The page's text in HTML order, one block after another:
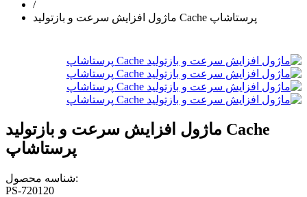
/
ماژول افزایش سرعت و بازتولید Cache پرستاشاپ
ماژول افزایش سرعت و بازتولید Cache
پرستاشاپ
شناسه محصول:
PS-720120